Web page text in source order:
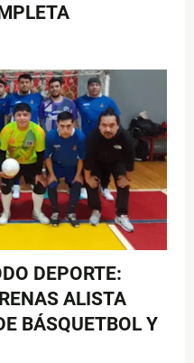
DEPORTE:
ALISTA
BÁSQUETBOL Y